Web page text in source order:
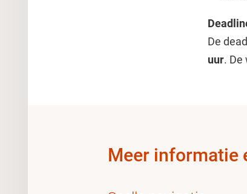
De
uur. De
Meer informatie